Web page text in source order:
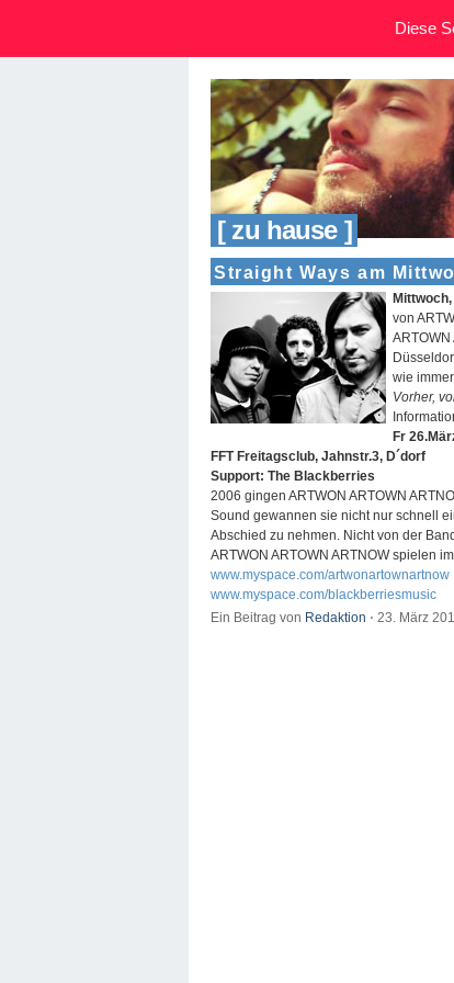
[ zu hause ]
Straight Ways am
Mittwoch,
von
wie
Vorher,
Fr
FFT Freitagsclub, Jahnstr.3, D´dorf
Support: The Blackberries
2006 gingen ARTWON ARTOWN
Sound gewannen sie nicht nur schnell
Abschied zu nehmen. Nicht von der
ARTWON ARTOWN ARTNOW spielen
www.myspace.com/artwonartownartnow
www.myspace.com/blackberriesmusic
Ein Beitrag von Redaktion ⋅ 23. März
Diese